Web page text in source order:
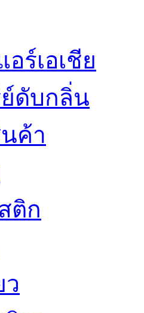
ร์เอเชีย
ดับกลิ่น
ค้า
ติก
ว